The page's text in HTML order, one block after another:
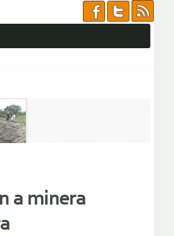
a minera